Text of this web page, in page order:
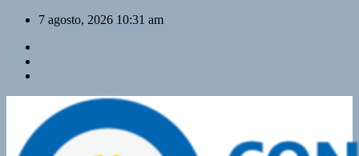
Saltar
contenido
7 agosto, 2026 10:31 am